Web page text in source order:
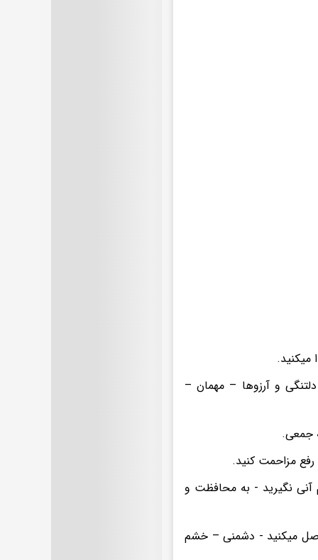
میکنید.
و آرزوها – مهمان –
جمعی.
مزاحمت کنید.
آنی نگیرید - به محافظت و
میکنید - دشمنی – خشم